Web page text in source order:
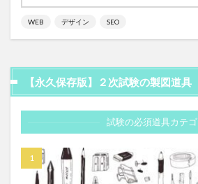
WEB デザイン SEO
【永久保存版】２次試験の製図道具
試験の必須道具カテゴ